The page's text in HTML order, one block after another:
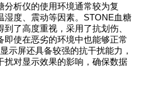
分析仪的使用环境通常较为复
湿度、震动等因素。STONE血糖
了高度重视，采用了抗划伤、
即使在恶劣的环境中也能够正常
示屏还具备较强的抗干扰能力，
扰对显示效果的影响，确保数据